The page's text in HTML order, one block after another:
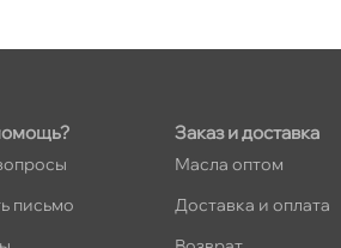
письмо
Заказ и доставка
Масла оптом
Доставка и оплата